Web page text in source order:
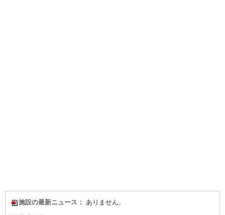
施設の最新ニュース： ありません。